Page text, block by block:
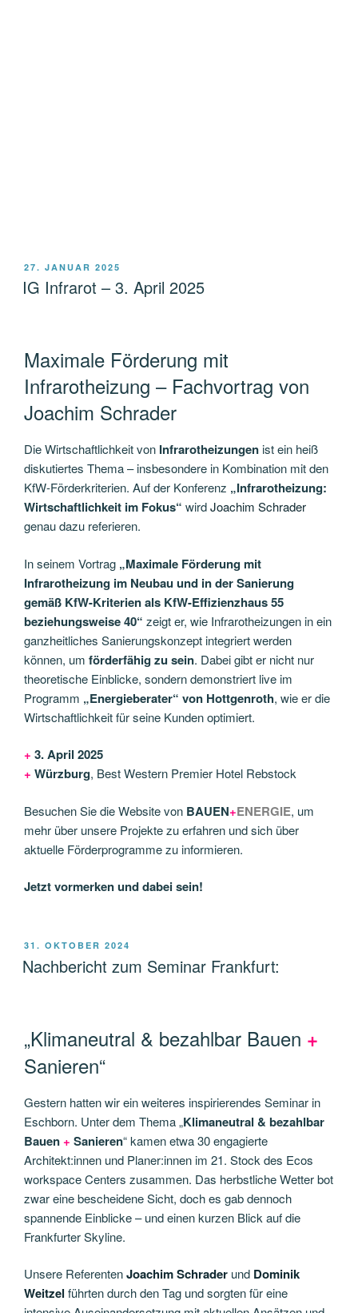
VERÖFFENTLICHT
AM
27. JANUAR 2025
IG Infrarot – 3. April 2025
Maximale Förderung mit
Infrarotheizung – Fachvortrag von
Joachim Schrader
Die Wirtschaftlichkeit von Infrarotheizungenist ein heiß
diskutiertes Thema – insbesondere in Kombination mit den
KfW-Förderkriterien. Auf der Konferenz „Infrarotheizung:
Wirtschaftlichkeit im Fokus“ wirdJoachim Schrader
genau dazu referieren.
In seinem Vortrag „Maximale Förderung mit
Infrarotheizung im Neubau und in der Sanierung
gemäß KfW-Kriterien als KfW-Effizienzhaus 55
beziehungsweise 40“ zeigt er, wie Infrarotheizungen in ein
ganzheitliches Sanierungskonzept integriert werden
können, um förderfähig zu sein. Dabei gibt er nicht nur
theoretische Einblicke, sondern demonstriert live im
Programm „Energieberater“ von Hottgenroth, wie er die
Wirtschaftlichkeit für seine Kunden optimiert.
+ 3. April 2025
+ Würzburg, Best Western Premier Hotel Rebstock
Besuchen Sie die Website von BAUEN+ENERGIE, um
mehr über unsere Projekte zu erfahren und sich über
aktuelle Förderprogramme zu informieren.
Jetzt vormerken und dabei sein!
VERÖFFENTLICHT
AM
31. OKTOBER 2024
Nachbericht zum Seminar Frankfurt:
„Klimaneutral & bezahlbar Bauen +
Sanieren“
Gestern hatten wir ein weiteres inspirierendes Seminar in
Eschborn. Unter dem Thema „Klimaneutral & bezahlbar
Bauen+ Sanieren“ kamen etwa 30 engagierte
Architekt:innen und Planer:innen im 21. Stock des Ecos
workspace Centers zusammen. Das herbstliche Wetter bot
zwar eine bescheidene Sicht, doch es gab dennoch
spannende Einblicke – und einen kurzen Blick auf die
Frankfurter Skyline.
Unsere ReferentenJoachim Schrader und Dominik
Weitzel führten durch den Tag und sorgten für eine